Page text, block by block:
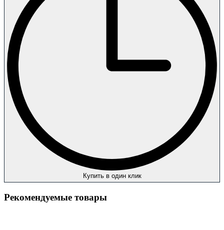
Купить в один клик
Рекомендуемые товары